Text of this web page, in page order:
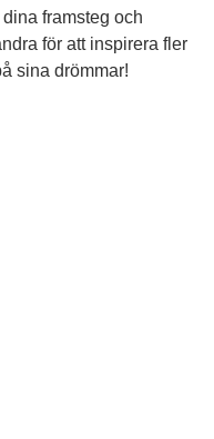
framsteg och
för att inspirera fler
sina drömmar!